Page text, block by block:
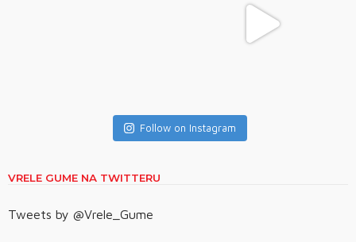
Follow on Instagram
VRELE GUME NA TWITTERU
Tweets by @Vrele_Gume